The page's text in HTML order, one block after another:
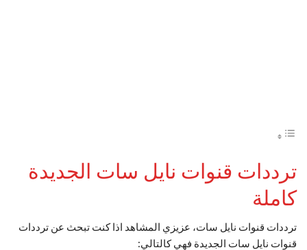
ترددات قنوات نايل سات الجديدة
كاملة
ترددات قنوات نايل سات، عزيزي المشاهد اذا كنت تبحث عن ترددات
قنوات نايل سات الجديدة فهي كالتالي: